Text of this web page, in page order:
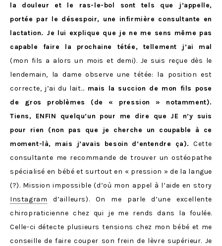
la douleur et le ras-le-bol sont tels que j’appelle,
portée par le désespoir, une infirmière consultante en
lactation. Je lui explique que je ne me sens même pas
capable faire la prochaine tétée, tellement j’ai mal
(mon fils a alors un mois et demi). Je suis reçue dès le
lendemain, la dame observe une tétée: la position est
correcte, j’ai du lait… mais la succion de mon fils pose
de gros problèmes (de « pression » notamment).
Tiens, ENFIN quelqu’un pour me dire que JE n’y suis
pour rien (non pas que je cherche un coupable à ce
moment-là, mais j’avais besoin d’entendre ça). Cette
consultante me recommande de trouver un ostéopathe
spécialisé en bébé et surtout en « pression » de la langue
(?). Mission impossible (d’où mon appel à l’aide en story
Instagram d’ailleurs). On me parle d’une excellente
chiropraticienne chez qui je me rends dans la foulée.
Celle-ci détecte plusieurs tensions chez mon bébé et me
conseille de faire couper son frein de lèvre supérieur. Je